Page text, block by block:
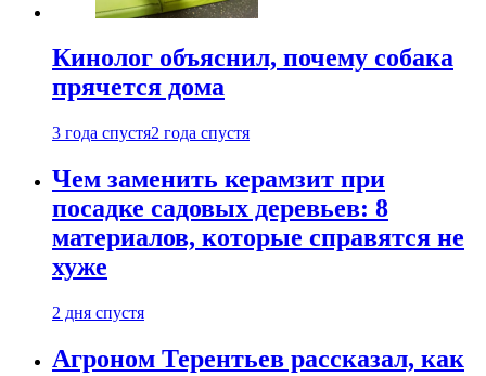
Кинолог объяснил, почему собака
прячется дома
3 года спустя2 года спустя
Чем заменить керамзит при
посадке садовых деревьев: 8
материалов, которые справятся не
хуже
2 дня спустя
Агроном Терентьев рассказал, как